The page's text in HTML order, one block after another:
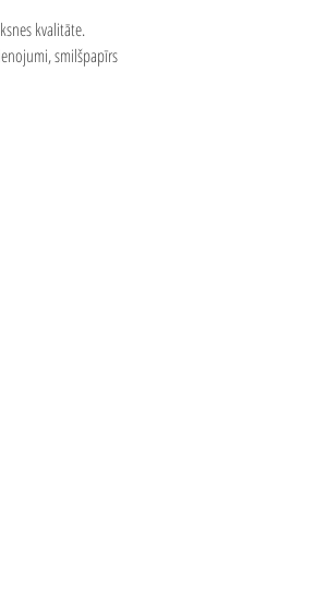
kvalitāte.
smilšpapīrs